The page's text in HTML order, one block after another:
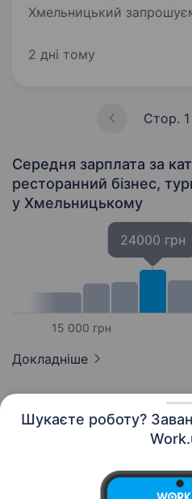
Шукаєте роботу?
Хмельницький
Проскурівська 50 та
2 дні тому
Стор. 1
Середня зарплата за
ресторанний бізнес,
у Хмельницькому
15 000 грн
24000 грн
Докладніше